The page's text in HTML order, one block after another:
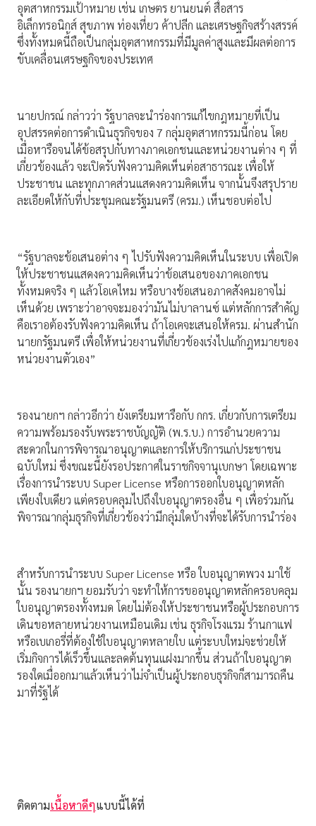
อุตสาหกรรมเป้าหมาย เช่น เกษตร ยานยนต์ สื่อสาร
อิเล็กทรอนิกส์ สุขภาพ ท่องเที่ยว ค้าปลีก และเศรษฐกิจสร้างสรรค์
ซึ่งทั้งหมดนี้ถือเป็นกลุ่มอุตสาหกรรมที่มีมูลค่าสูงและมีผลต่อการ
ขับเคลื่อนเศรษฐกิจของประเทศ
นายปกรณ์ กล่าวว่า รัฐบาลจะนำร่องการแก้ไขกฎหมายที่เป็น
อุปสรรคต่อการดำเนินธุรกิจของ 7 กลุ่มอุตสาหกรรมนี้ก่อน โดย
เมื่อหารือจนได้ข้อสรุปกับทางภาคเอกชนและหน่วยงานต่าง ๆ ที่
เกี่ยวข้องแล้ว จะเปิดรับฟังความคิดเห็นต่อสาธารณะ เพื่อให้
ประชาชน และทุกภาคส่วนแสดงความคิดเห็น จากนั้นจึงสรุปราย
ละเอียดให้กับที่ประชุมคณะรัฐมนตรี (ครม.) เห็นชอบต่อไป
“รัฐบาลจะข้อเสนอต่าง ๆ ไปรับฟังความคิดเห็นในระบบ เพื่อเปิด
ให้ประชาชนแสดงความคิดเห็นว่าข้อเสนอของภาคเอกชน
ทั้งหมดจริง ๆ แล้วโอเคไหม หรือบางข้อเสนอภาคสังคมอาจไม่
เห็นด้วย เพราะว่าอาจจะมองว่ามันไม่บาลานซ์ แต่หลักการสำคัญ
คือเราอต้องรับฟังความคิดเห็น ถ้าโอเคจะเสนอให้ครม. ผ่านสำนัก
นายกรัฐมนตรี เพื่อให้หน่วยงานที่เกี่ยวข้องเร่งไปแก้กฎหมายของ
หน่วยงานตัวเอง”
รองนายกฯ กล่าวอีกว่า ยังเตรียมหารือกับ กกร. เกี่ยวกับการเตรียม
ความพร้อมรองรับพระราชบัญญัติ (พ.ร.บ.) การอำนวยความ
สะดวกในการพิจารณาอนุญาตและการให้บริการแก่ประชาชน
ฉบับใหม่ ซึ่งขณะนี้ยังรอประกาศในราชกิจจานุเบกษา โดยเฉพาะ
เรื่องการนำระบบ Super License หรือการออกใบอนุญาตหลัก
เพียงใบเดียว แต่ครอบคลุมไปถึงใบอนุญาตรองอื่น ๆ เพื่อร่วมกัน
พิจารณากลุ่มธุรกิจที่เกี่ยวข้องว่ามีกลุ่มใดบ้างที่จะได้รับการนำร่อง
สำหรับการนำระบบ Super License หรือ ใบอนุญาตพวง มาใช้
นั้น รองนายกฯ ยอมรับว่า จะทำให้การขออนุญาตหลักครอบคลุม
ใบอนุญาตรองทั้งหมด โดยไม่ต้องให้ประชาชนหรือผู้ประกอบการ
เดินขอหลายหน่วยงานเหมือนเดิม เช่น ธุรกิจโรงแรม ร้านกาแฟ
หรือเบเกอรี่ที่ต้องใช้ใบอนุญาตหลายใบ แต่ระบบใหม่จะช่วยให้
เริ่มกิจการได้เร็วขึ้นและลดต้นทุนแฝงมากขึ้น ส่วนถ้าใบอนุญาต
รองใดเมื่ออกมาแล้วเห็นว่าไม่จำเป็นผู้ประกอบธุรกิจก็สามารถคืน
มาที่รัฐได้
ติดตามเนื้อหาดีๆแบบนี้ได้ที่